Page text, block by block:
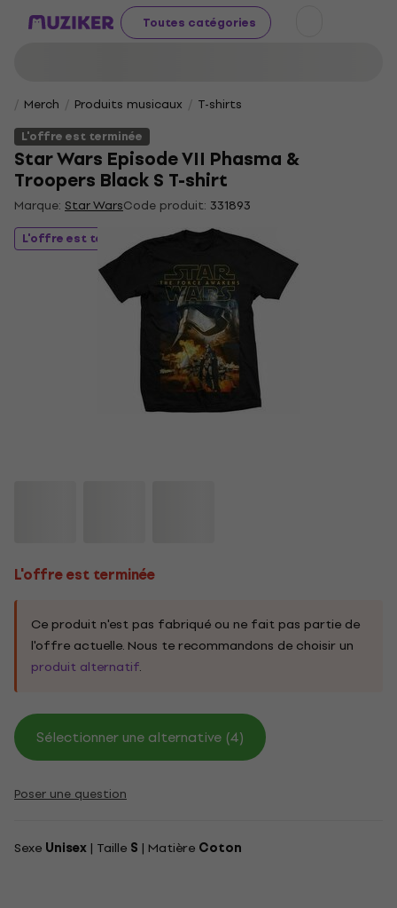
Toutes catégories
Merch Produits musicaux
T-shirts
L'offre est terminée
Star Wars Episode VII Phasma &
Troopers Black S T-shirt
Marque: Star WarsCode produit: 331893
L'offre est terminée
L'offre est terminée
Ce produit n'est pas fabriqué ou ne fait pas partie de
l'offre actuelle. Nous te recommandons de choisir un
produit alternatif.
Sélectionner une alternative (4)
Poser une question
Sexe Unisex | Taille S | Matière Coton